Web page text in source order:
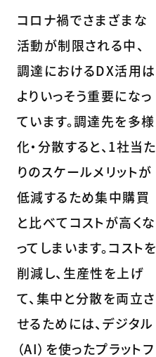
コロナ禍でさまざまな
活動が制限される中、
調達におけるDX活用は
よりいっそう重要になっ
ています。調達先を多様
化・分散すると、1社当た
りのスケールメリットが
低減するため集中購買
と比べてコストが高くな
ってしまいます。コストを
削減し、生産性を上げ
て、集中と分散を両立さ
せるためには、デジタル
（AI）を使ったプラットフ